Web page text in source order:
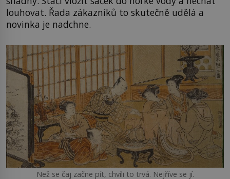
louhovat. Řada zákazníků to skutečně udělá a
novinka je nadchne.
Než se čaj začne pít, chvíli to trvá. Nejříve se jí.